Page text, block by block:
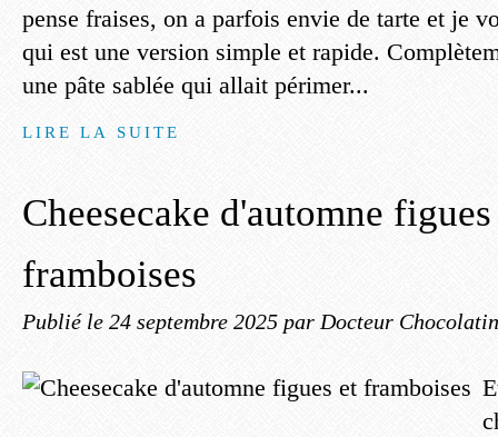
pense fraises, on a parfois envie de tarte et je
qui est une version simple et rapide.
une pâte sablée qui allait périmer...
LIRE LA SUITE
Cheesecake d'automne
framboises
Publié le 24 septembre 2025 par Docteur